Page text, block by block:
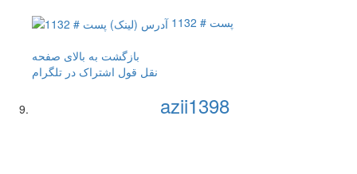
پست # 1132
بازگشت به بالای صفحه
نقل قول اشتراک در تلگرام
azii1398